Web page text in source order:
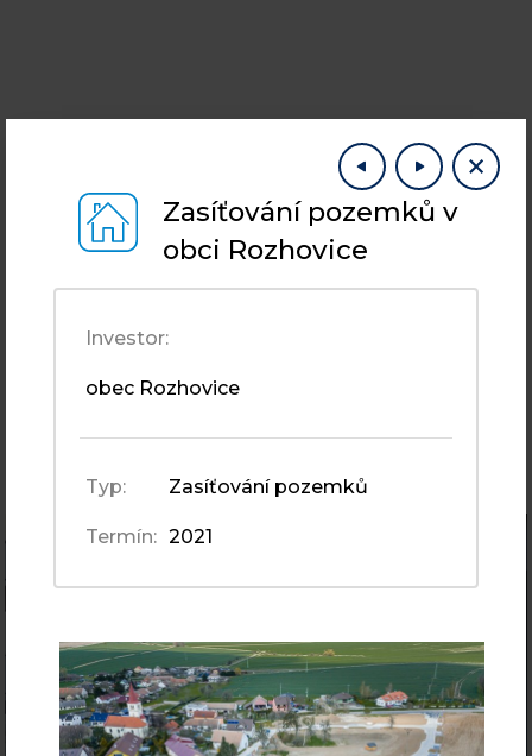
POZEMNÍ STAVBY
Pozemní stavby
Zasíťování pozemků v
obci Rozhovice
Investor:
obec Rozhovice
Typ: Zasíťování pozemků
Termín: 2021